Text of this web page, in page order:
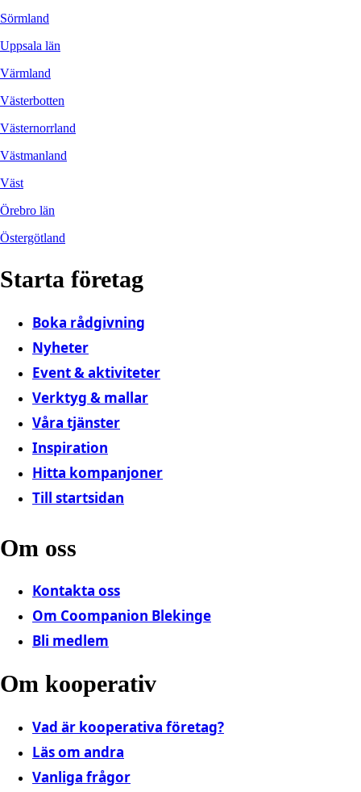
Sörmland
Uppsala län
Värmland
Västerbotten
Västernorrland
Västmanland
Väst
Örebro län
Östergötland
Starta företag
Boka rådgivning
Nyheter
Event & aktiviteter
Verktyg & mallar
Våra tjänster
Inspiration
Hitta kompanjoner
Till startsidan
Om oss
Kontakta oss
Om Coompanion Blekinge
Bli medlem
Om kooperativ
Vad är kooperativa företag?
Läs om andra
Vanliga frågor